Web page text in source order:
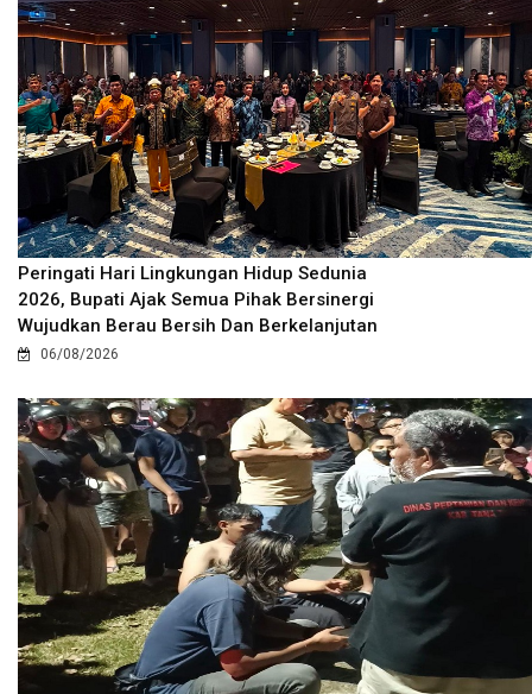
Peringati Hari Lingkungan Hidup Sedunia
2026, Bupati Ajak Semua Pihak Bersinergi
Wujudkan Berau Bersih Dan Berkelanjutan
06/08/2026